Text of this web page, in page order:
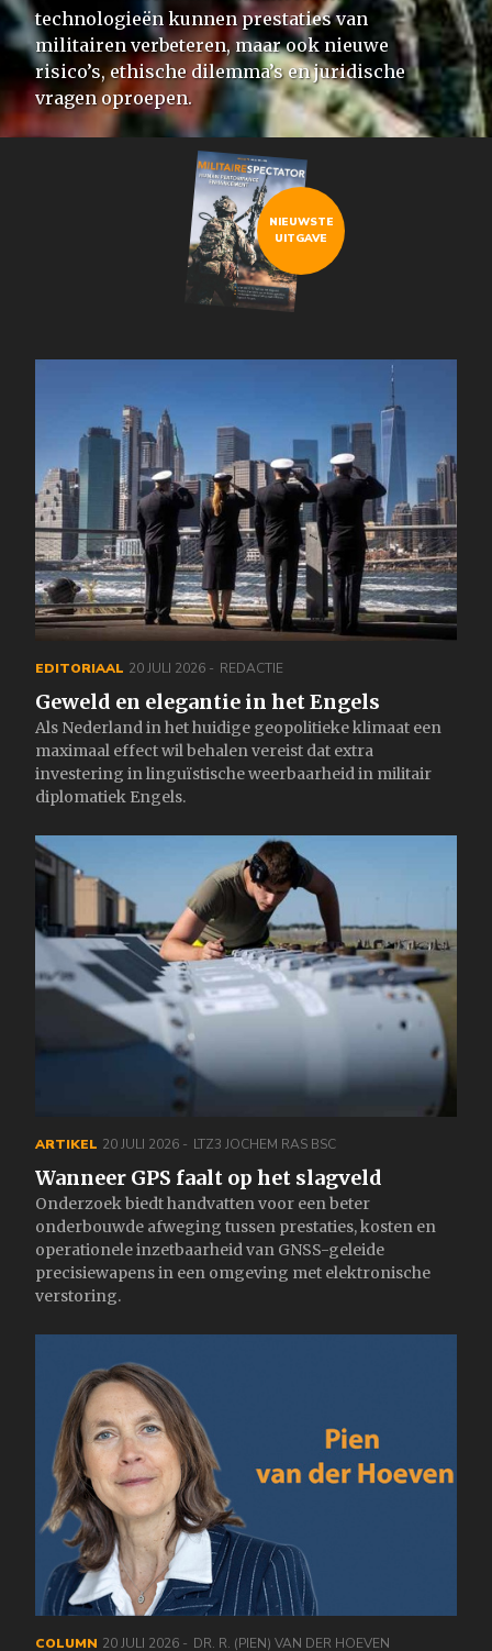
technologieën kunnen prestaties van
militairen verbeteren, maar ook nieuwe
risico’s, ethische dilemma’s en juridische
vragen oproepen.
NIEUWSTE
UITGAVE
EDITORIAAL 20 JULI 2026 REDACTIE
Geweld en elegantie in het Engels
Als Nederland in het huidige geopolitieke klimaat een
maximaal effect wil behalen vereist dat extra
investering in linguïstische weerbaarheid in militair
diplomatiek Engels.
ARTIKEL 20 JULI 2026 LTZ3 JOCHEM RAS BSC
Wanneer GPS faalt op het slagveld
Onderzoek biedt handvatten voor een beter
onderbouwde afweging tussen prestaties, kosten en
operationele inzetbaarheid van GNSS-geleide
precisiewapens in een omgeving met elektronische
verstoring.
COLUMN 20 JULI 2026 DR. R. (PIEN) VAN DER HOEVEN